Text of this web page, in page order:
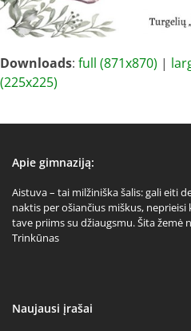
Downloads: full (871x870) |
(225x225)
Apie gimnaziją:
Aistuva – tai milžiniška šalis: gali eiti
naktis per ošiančius miškus,
tave priims su džiaugsmu. Šita žemė
Trinkūnas
Naujausi įrašai